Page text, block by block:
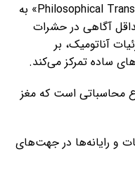
مقاله جدیدی که در مجله «Philosophical Transactions B» به
آگاهی در حشرات
آناتومیک، بر
ساده تمرکز می‌کند.
محاسباتی است که مغز
و رایانه‌ها در جهت‌های